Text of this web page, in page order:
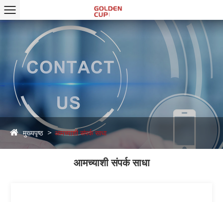
मुख्यपृष्ठ आमच्याशी संपर्क साधा
आमच्याशी संपर्क साधा